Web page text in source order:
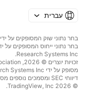
עברית
בחר נתוני שוק המסופקים על ידי
Research Systems Inc.‏
מסופק על ידי FactSet Research Systems Inc. כל הזכויות שמורות.
דיווחי SEC ומסמכים נוספים מסופקים על ידי
© 2026 ‏TradingView, Inc.‏